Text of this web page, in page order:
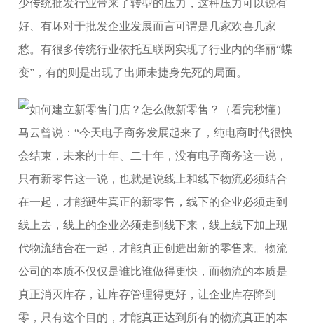
少传统批发行业带来了转型的压力，这种压力可以说有
好、有坏对于批发企业发展而言可谓是几家欢喜几家
愁。有很多传统行业依托互联网实现了行业内的华丽“蝶
变”，有的则是出现了出师未捷身先死的局面。
马云曾说：“今天电子商务发展起来了，纯电商时代很快
会结束，未来的十年、二十年，没有电子商务这一说，
只有新零售这一说，也就是说线上和线下物流必须结合
在一起，才能诞生真正的新零售，线下的企业必须走到
线上去，线上的企业必须走到线下来，线上线下加上现
代物流结合在一起，才能真正创造出新的零售来。物流
公司的本质不仅仅是谁比谁做得更快，而物流的本质是
真正消灭库存，让库存管理得更好，让企业库存降到
零，只有这个目的，才能真正达到所有的物流真正的本